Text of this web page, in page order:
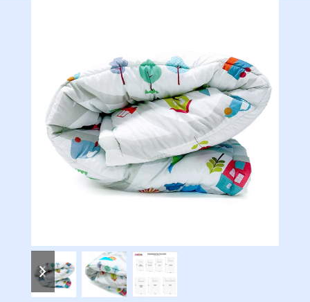
previous
slide
next
slide